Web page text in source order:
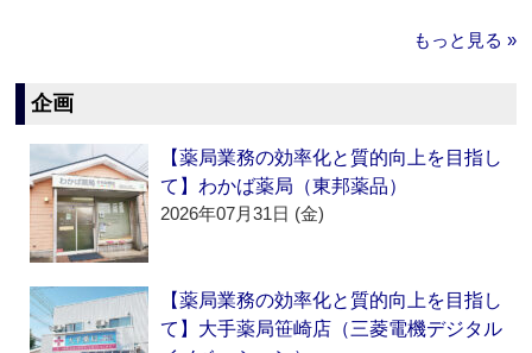
もっと見る »
企画
【薬局業務の効率化と質的向上を目指し
て】わかば薬局（東邦薬品）
2026年07月31日 (金)
【薬局業務の効率化と質的向上を目指し
て】大手薬局笹崎店（三菱電機デジタル